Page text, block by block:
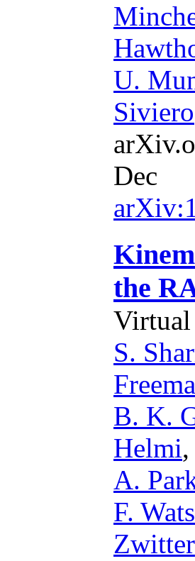
U.
Siviero
Dec
the
Virtual
S.
B. K.
Helmi,
A.
F.
Zwitter